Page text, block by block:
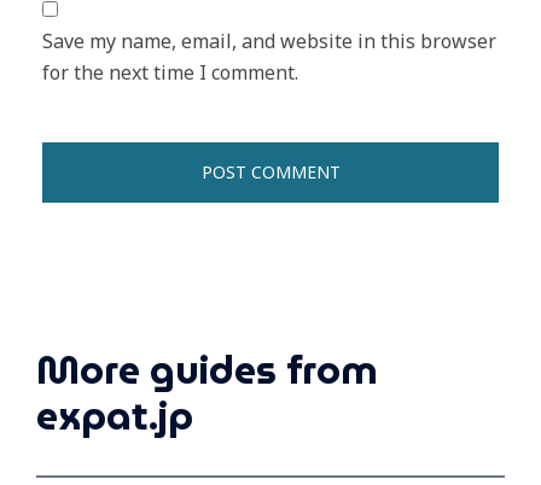
Save my name, email, and website in this browser
for the next time I comment.
More guides from
expat.jp